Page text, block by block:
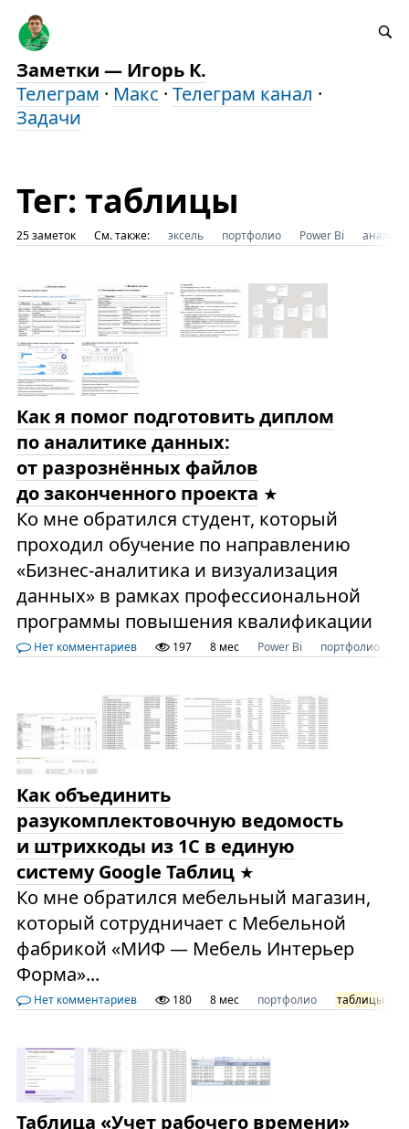
Заметки — Игорь К.
Телеграм · Макс · Телеграм канал ·
Задачи
Тег: таблицы
25 заметок См. также: эксель портфолио Power Bi
Как я помог подготовить диплом
по аналитике данных:
от разрознённых файлов
до законченного проекта
Ко мне обратился студент, который
проходил обучение по направлению
«Бизнес-аналитика и визуализация
данных» в рамках профессиональной
программы повышения квалификации
Нет комментариев 197 8 мес Power Bi портфолио
Как объединить
разукомплектовочную ведомость
и штрихкоды из 1С в единую
систему Google Таблиц
Ко мне обратился мебельный магазин,
который сотрудничает с Мебельной
фабрикой «МИФ — Мебель Интерьер
Форма»...
Нет комментариев 180 8 мес портфолио таблицы
Таблица «Учет рабочего времени»